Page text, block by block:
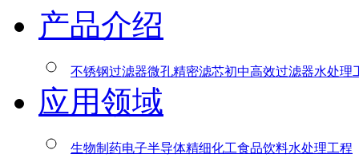
产品介绍
不锈钢过滤器微孔精密滤芯初中高效过滤器水处理
应用领域
生物制药电子半导体精细化工食品饮料水处理工程